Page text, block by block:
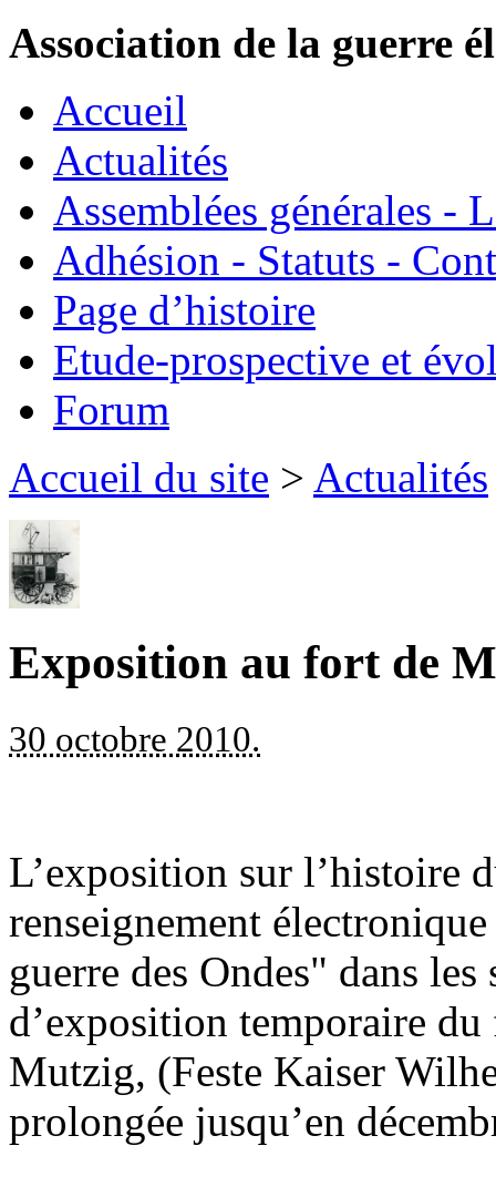
Association de la guerre
Accueil
Actualités
Assemblées générales -
Adhésion - Statuts -
Page d’histoire
Etude-prospective et
Forum
Accueil du site > Actualités
Exposition au fort de
30 octobre 2010.
L’exposition sur l’histoire
renseignement
guerre des Ondes" dans les
d’exposition temporaire
Mutzig, (Feste Kaiser
prolongée jusqu’en